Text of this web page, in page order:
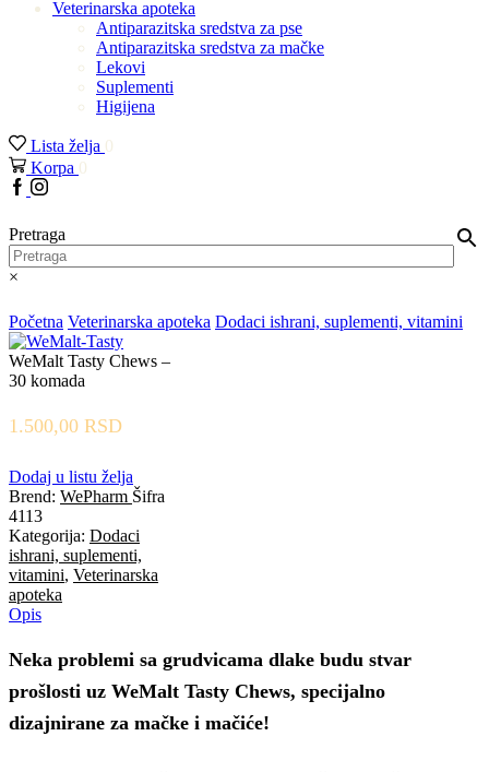
Veterinarska apoteka
Antiparazitska sredstva za pse
Antiparazitska sredstva za mačke
Lekovi
Suplementi
Higijena
Lista želja 0
Korpa 0
Pretraga
×
Početna Veterinarska apoteka Dodaci ishrani, suplementi, vitamini
WeMalt Tasty Chews –
30 komada
1.500,00 RSD
Dodaj u listu želja
Brend: WePharm Šifra
4113
Kategorija: Dodaci
ishrani, suplementi,
vitamini, Veterinarska
apoteka
Opis
Neka problemi sa grudvicama dlake budu stvar
prošlosti uz WeMalt Tasty Chews, specijalno
dizajnirane za mačke i mačiće!